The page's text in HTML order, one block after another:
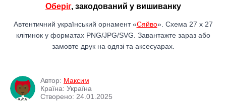
Оберіг, закодований у вишиванку
Автентичний український орнамент «Сяйво». Схема 27 x 27
клітинок у форматах PNG/JPG/SVG. Завантажте зараз або
замовте друк на одязі та аксесуарах.
Автор: Максим
Країна: Україна
Створено: 24.01.2025